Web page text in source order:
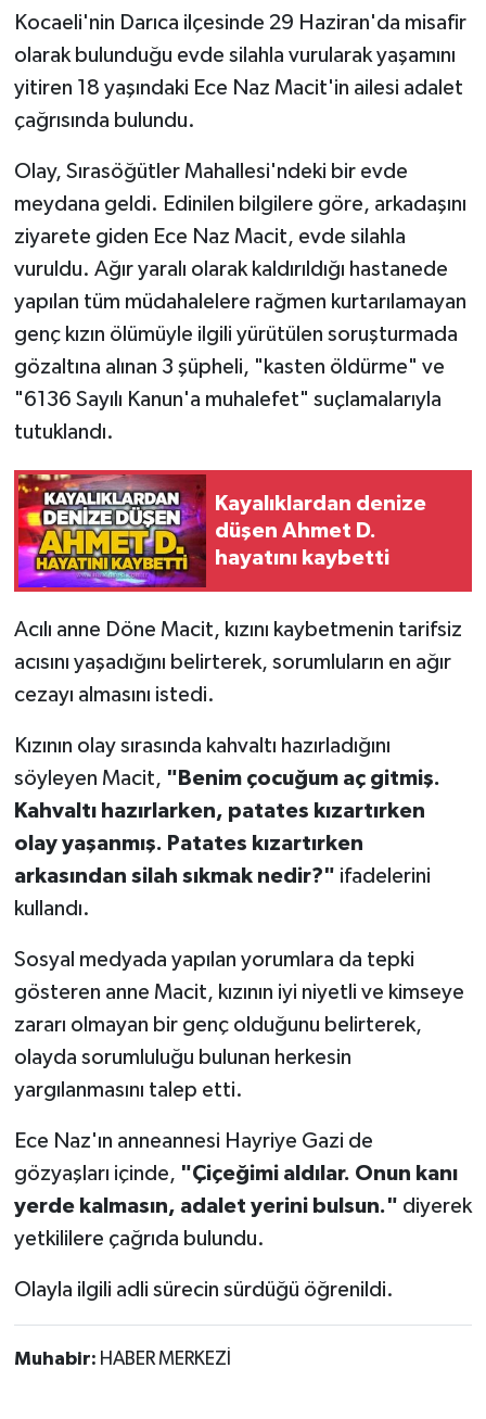
Kocaeli'nin Darıca ilçesinde 29 Haziran'da misafir
olarak bulunduğu evde silahla vurularak yaşamını
yitiren 18 yaşındaki Ece Naz Macit'in ailesi adalet
çağrısında bulundu.
Olay, Sırasöğütler Mahallesi'ndeki bir evde
meydana geldi. Edinilen bilgilere göre, arkadaşını
ziyarete giden Ece Naz Macit, evde silahla
vuruldu. Ağır yaralı olarak kaldırıldığı hastanede
yapılan tüm müdahalelere rağmen kurtarılamayan
genç kızın ölümüyle ilgili yürütülen soruşturmada
gözaltına alınan 3 şüpheli, "kasten öldürme" ve
"6136 Sayılı Kanun'a muhalefet" suçlamalarıyla
tutuklandı.
Kayalıklardan denize
düşen Ahmet D.
hayatını kaybetti
Acılı anne Döne Macit, kızını kaybetmenin tarifsiz
acısını yaşadığını belirterek, sorumluların en ağır
cezayı almasını istedi.
Kızının olay sırasında kahvaltı hazırladığını
söyleyen Macit, "Benim çocuğum aç gitmiş.
Kahvaltı hazırlarken, patates kızartırken
olay yaşanmış. Patates kızartırken
arkasından silah sıkmak nedir?" ifadelerini
kullandı.
Sosyal medyada yapılan yorumlara da tepki
gösteren anne Macit, kızının iyi niyetli ve kimseye
zararı olmayan bir genç olduğunu belirterek,
olayda sorumluluğu bulunan herkesin
yargılanmasını talep etti.
Ece Naz'ın anneannesi Hayriye Gazi de
gözyaşları içinde, "Çiçeğimi aldılar. Onun kanı
yerde kalmasın, adalet yerini bulsun." diyerek
yetkililere çağrıda bulundu.
Olayla ilgili adli sürecin sürdüğü öğrenildi.
Muhabir: HABER MERKEZİ
Gökçebey
GÜNDEM
İş ilanı
Kilimli
Kültür - Sanat
Politika
Resmi İlan
Sağlık
SİYASET
Ulusal